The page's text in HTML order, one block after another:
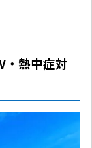
・熱中症対